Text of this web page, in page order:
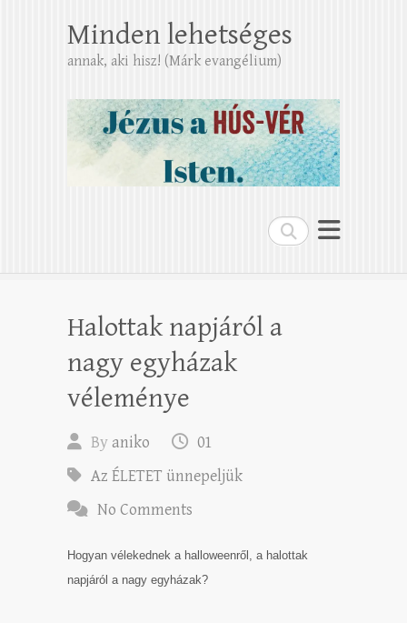
Search
Minden lehetséges
annak, aki hisz! (Márk evangélium)
Halottak napjáról a
nagy egyházak
véleménye
By aniko
01
Az ÉLETET ünnepeljük
No Comments
Hogyan vélekednek a halloweenről, a halottak
napjáról a nagy egyházak?